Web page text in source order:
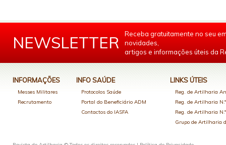
NEWSLETTER
Receba gratuitamente no seu
novidades,
artigos e informações úteis da
INFORMAÇÕES
Messes Militares
Recrutamento
INFO SAÚDE
Protocolos Saúde
Portal do Beneficiário ADM
Contactos do IASFA
LINKS ÚTEIS
Reg. de Artilharia
Reg. de Artilharia
Reg. de Artilharia
Grupo de Artilharia